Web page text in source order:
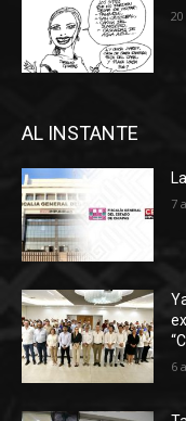
AL INSTANTE
7
6